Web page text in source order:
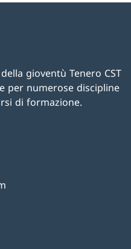
gioventù Tenero CST
per numerose discipline
di formazione.